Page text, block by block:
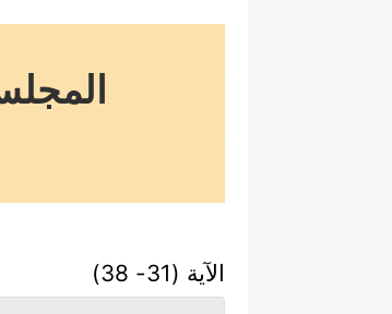
الآية (31- 38)